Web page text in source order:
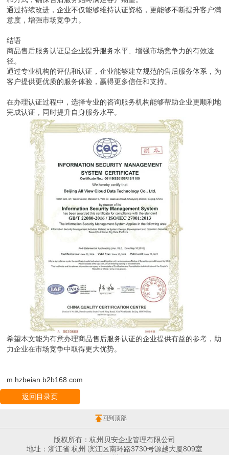
通过持续改进，企业不仅能够维持认证资格，更能够不断提升客户满
意度，增强市场竞争力。
结语
商品售后服务认证是企业提升服务水平、增强市场竞争力的有效途
径。
通过专业机构的评估和认证，企业能够建立规范的售后服务体系，为
客户提供更优质的服务体验，赢得更多信任和支持。
在办理认证过程中，选择专业的咨询服务机构能够帮助企业更顺利地
完成认证，同时提升自身服务水平。
希望本文能为有意办理商品售后服务认证的企业提供有益的参考，助
力企业在市场竞争中取得更大优势。
m.hzbeian.b2b168.com
返回目录页
回到顶部
版权所有：杭州贝安企业管理有限公司
地址：浙江省 杭州 滨江区南环路3730号源越大厦809室